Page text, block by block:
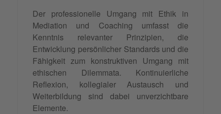
Der professionelle Umgang mit Ethik in
Mediation und Coaching umfasst die
Kenntnis relevanter Prinzipien, die
Entwicklung persönlicher Standards und die
Fähigkeit zum konstruktiven Umgang mit
ethischen Dilemmata. Kontinuierliche
Reflexion, kollegialer Austausch und
Weiterbildung sind dabei unverzichtbare
Elemente.